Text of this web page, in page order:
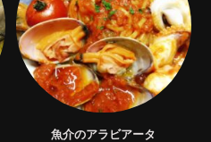
魚介のアラビアータ